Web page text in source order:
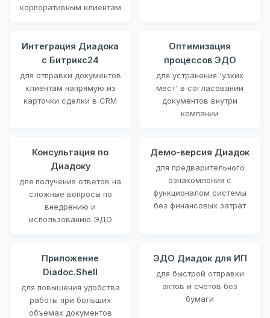
корпоративным клиентам
Интеграция Диадока
с Битрикс24
для отправки документов
клиентам напрямую из
карточки сделки в CRM
Оптимизация
процессов ЭДО
для устранения 'узких
мест' в согласовании
документов внутри
компании
Консультация по
Диадоку
для получения ответов на
сложные вопросы по
внедрению и
использованию ЭДО
Демо-версия Диадок
для предварительного
ознакомления с
функционалом системы
без финансовых затрат
Приложение
Diadoc.Shell
для повышения удобства
работы при больших
объемах документов
ЭДО Диадок для ИП
для быстрой отправки
актов и счетов без
бумаги